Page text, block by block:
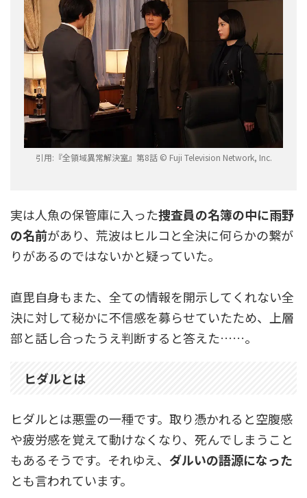
引用:『全領域異常解決室』第8話 © Fuji Television Network, Inc.
実は人魚の保管庫に入った捜査員の名簿の中に雨野
の名前があり、荒波はヒルコと全決に何らかの繋が
りがあるのではないかと疑っていた。
直毘自身もまた、全ての情報を開示してくれない全
決に対して秘かに不信感を募らせていたため、上層
部と話し合ったうえ判断すると答えた……。
ヒダルとは
ヒダルとは悪霊の一種です。取り憑かれると空腹感
や疲労感を覚えて動けなくなり、死んでしまうこと
もあるそうです。それゆえ、 ダルいの語源になった
とも言われています。